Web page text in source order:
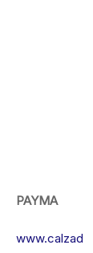
PAYMA
www.calzad